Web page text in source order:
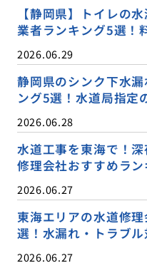
【静岡県】トイレの
業者ランキング5選！
2026.06.29
静岡県のシンク下水
ング5選！水道局指定
2026.06.28
水道工事を東海で！
修理会社おすすめラ
2026.06.27
東海エリアの水道修
選！水漏れ・トラブ
2026.06.27